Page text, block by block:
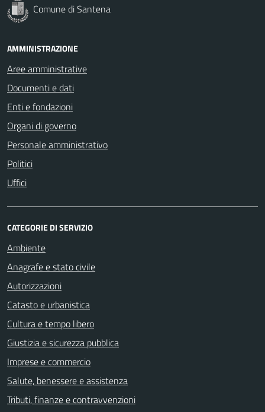
Comune di Santena
AMMINISTRAZIONE
Aree amministrative
Documenti e dati
Enti e fondazioni
Organi di governo
Personale amministrativo
Politici
Uffici
CATEGORIE DI SERVIZIO
Ambiente
Anagrafe e stato civile
Autorizzazioni
Catasto e urbanistica
Cultura e tempo libero
Giustizia e sicurezza pubblica
Imprese e commercio
Salute, benessere e assistenza
Tributi, finanze e contravvenzioni